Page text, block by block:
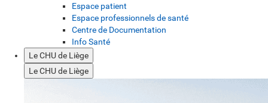
Espace patient
Espace professionnels de santé
Centre de Documentation
Info Santé
Le CHU de Liège
Le CHU de Liège